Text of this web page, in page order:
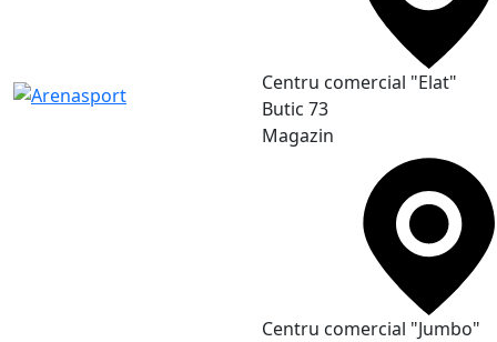
Сentru comercial "Elat"
Butic 73
Magazin
Сentru comercial "Jumbo"